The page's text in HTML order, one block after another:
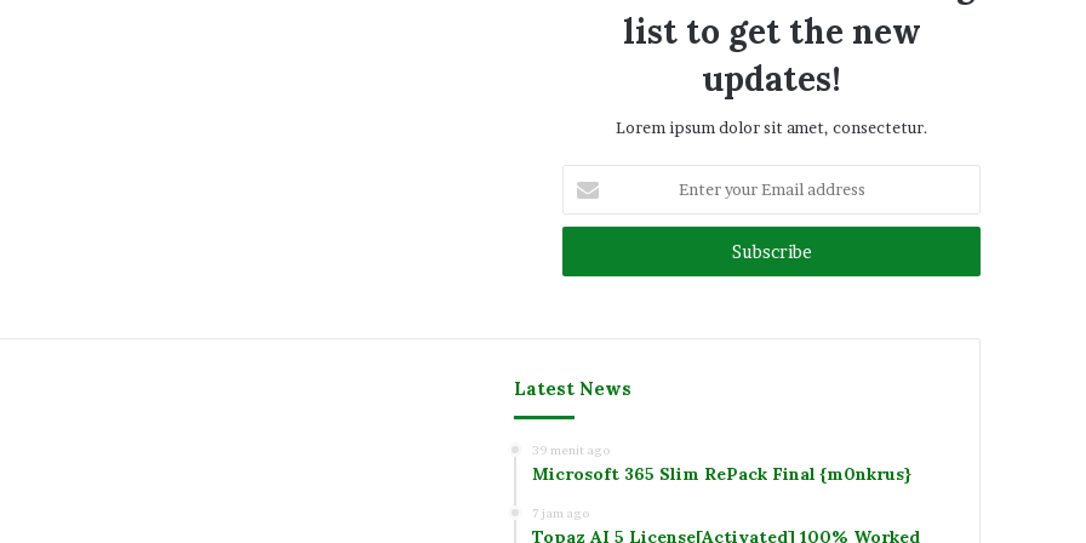
list to get the new
updates!
Lorem ipsum dolor sit amet, consectetur.
your
Email
Latest News
39 menit ago
Microsoft 365 Slim RePack Final {m0nkrus}
7 jam ago
Topaz AI 5 License[Activated] 100% Worked